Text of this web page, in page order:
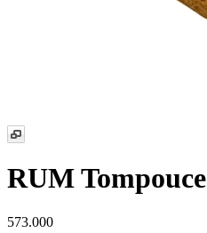
RUM Tompouce
573.000